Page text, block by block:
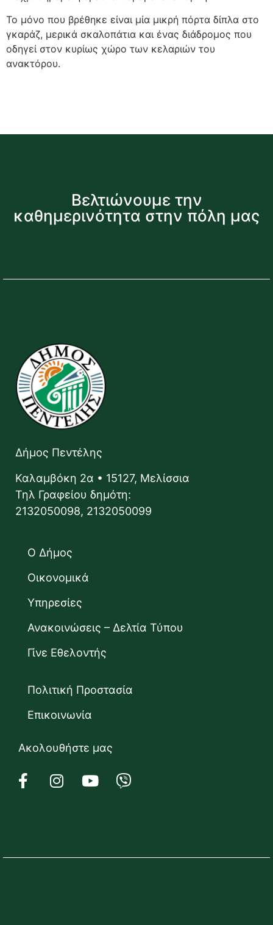
Το μόνο που βρέθηκε είναι μία μικρή πόρτα δίπλα στο
γκαράζ, μερικά σκαλοπάτια και ένας διάδρομος που
οδηγεί στον κυρίως χώρο των κελαριών του
ανακτόρου.
Βελτιώνουμε την
καθημερινότητα στην πόλη μας
Δήμος Πεντέλης
Καλαμβόκη 2α • 15127, Μελίσσια
Τηλ Γραφείου δημότη:
2132050098, 2132050099
Ο Δήμος
Οικονομικά
Υπηρεσίες
Ανακοινώσεις – Δελτία Τύπου
Γίνε Εθελοντής
Πολιτική Προστασία
Επικοινωνία
Ακολουθήστε μας